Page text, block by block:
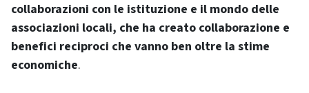
collaborazioni con le istituzione e il mondo delle
associazioni locali, che ha creato collaborazione e
benefici reciproci che vanno ben oltre la stime
economiche.